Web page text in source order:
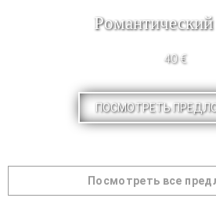
40 €
ПОСМОТРЕТЬ
Посмотреть все